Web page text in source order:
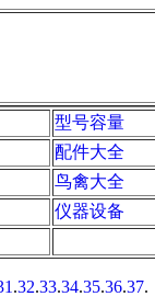
型号容量
配件大全
鸟禽大全
仪器设备
.32.33.34.35.36.37.